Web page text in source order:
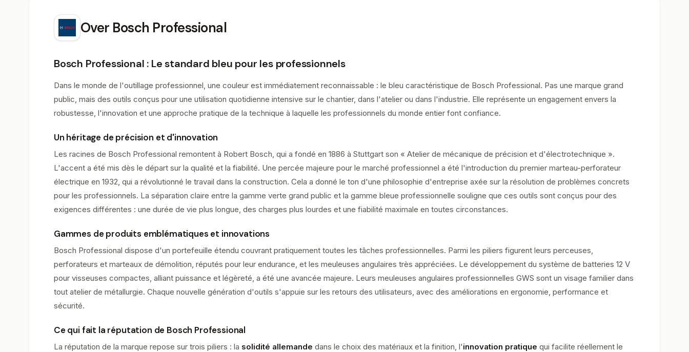
Over Bosch Professional
Bosch Professional : Le standard bleu pour les professionnels
Dans le monde de l'outillage professionnel, une couleur est immédiatement reconnaissable : le bleu caractéristique de Bosch Professional. Pas une marque grand
public, mais des outils conçus pour une utilisation quotidienne intensive sur le chantier, dans l'atelier ou dans l'industrie. Elle représente un engagement envers la
robustesse, l'innovation et une approche pratique de la technique à laquelle les professionnels du monde entier font confiance.
Un héritage de précision et d'innovation
Les racines de Bosch Professional remontent à Robert Bosch, qui a fondé en 1886 à Stuttgart son « Atelier de mécanique de précision et d'électrotechnique ».
L'accent a été mis dès le départ sur la qualité et la fiabilité. Une percée majeure pour le marché professionnel a été l'introduction du premier marteau-perforateur
électrique en 1932, qui a révolutionné le travail dans la construction. Cela a donné le ton d'une philosophie d'entreprise axée sur la résolution de problèmes concrets
pour les professionnels. La séparation claire entre la gamme verte grand public et la gamme bleue professionnelle souligne que ces outils sont conçus pour des
exigences différentes : une durée de vie plus longue, des charges plus lourdes et une fiabilité maximale en toutes circonstances.
Gammes de produits emblématiques et innovations
Bosch Professional dispose d'un portefeuille étendu couvrant pratiquement toutes les tâches professionnelles. Parmi les piliers figurent leurs perceuses,
perforateurs et marteaux de démolition, réputés pour leur endurance, et les meuleuses angulaires très appréciées. Le développement du système de batteries 12 V
pour visseuses compactes, alliant puissance et légèreté, a été une avancée majeure. Leurs meuleuses angulaires professionnelles GWS sont un visage familier dans
tout atelier de métallurgie. Chaque nouvelle génération d'outils s'appuie sur les retours des utilisateurs, avec des améliorations en ergonomie, performance et
sécurité.
Ce qui fait la réputation de Bosch Professional
La réputation de la marque repose sur trois piliers : la solidité allemande dans le choix des matériaux et la finition, l'innovation pratique qui facilite réellement le